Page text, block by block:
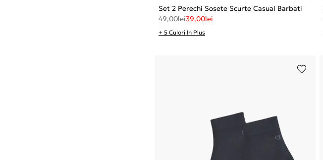
Set 2 Perechi Sosete Scurte Casual Barbati
49,00lei39,00lei
+ 5 Culori In Plus